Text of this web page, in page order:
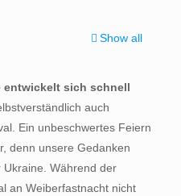
Show all
entwickelt sich schnell
auch
Ein unbeschwertes Feiern
denn unsere Gedanken
Während der
an Weiberfastnacht nicht